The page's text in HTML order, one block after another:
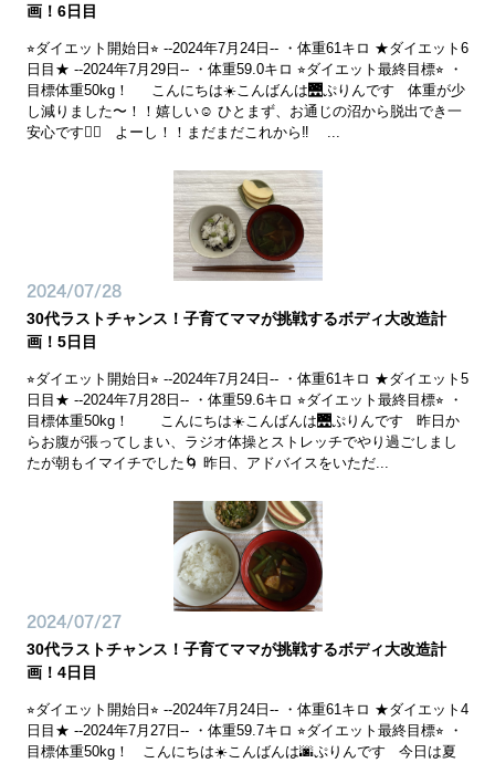
画！6日目
⭐︎ダイエット開始日⭐︎ --2024年7月24日-- ・体重61キロ ★ダイエット6
日目★ --2024年7月29日-- ・体重59.0キロ ⭐︎ダイエット最終目標⭐︎ ・
目標体重50kg！ こんにちは☀️こんばんは🌉ぷりんです 体重が少
し減りました〜！！嬉しい☺️ ひとまず、お通じの沼から脱出でき一
安心です😮‍💨 よーし！！まだまだこれから‼️ ...
2024/07/28
30代ラストチャンス！子育てママが挑戦するボディ大改造計
画！5日目
⭐︎ダイエット開始日⭐︎ --2024年7月24日-- ・体重61キロ ★ダイエット5
日目★ --2024年7月28日-- ・体重59.6キロ ⭐︎ダイエット最終目標⭐︎ ・
目標体重50kg！ こんにちは☀️こんばんは🌉ぷりんです 昨日か
らお腹が張ってしまい、ラジオ体操とストレッチでやり過ごしまし
たが朝もイマイチでした🌀 昨日、アドバイスをいただ...
2024/07/27
30代ラストチャンス！子育てママが挑戦するボディ大改造計
画！4日目
⭐︎ダイエット開始日⭐︎ --2024年7月24日-- ・体重61キロ ★ダイエット4
日目★ --2024年7月27日-- ・体重59.7キロ ⭐︎ダイエット最終目標⭐︎ ・
目標体重50kg！ こんにちは☀️こんばんは🌆ぷりんです 今日は夏